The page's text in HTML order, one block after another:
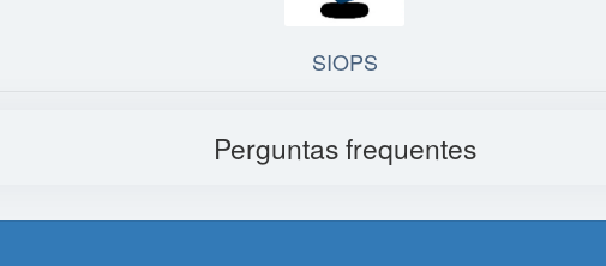
SIOPS
Perguntas frequentes